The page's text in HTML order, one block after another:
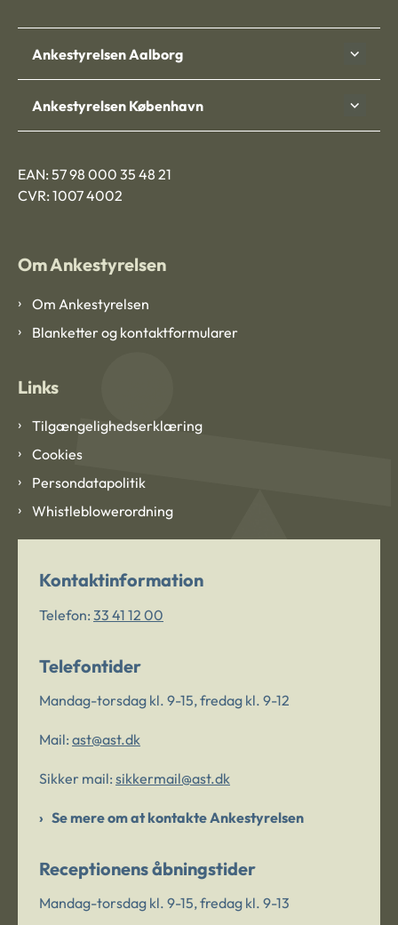
Ankestyrelsen Aalborg
Ankestyrelsen København
EAN: 57 98 000 35 48 21
CVR: 1007 4002
Om Ankestyrelsen
Om Ankestyrelsen
Blanketter og kontaktformularer
Links
Tilgængelighedserklæring
Cookies
Persondatapolitik
Whistleblowerordning
Kontaktinformation
Telefon: 33 41 12 00
Telefontider
Mandag-torsdag kl. 9-15, fredag kl. 9-12
Mail: ast@ast.dk
Sikker mail: sikkermail@ast.dk
Se mere om at kontakte Ankestyrelsen
Receptionens åbningstider
Mandag-torsdag kl. 9-15, fredag kl. 9-13